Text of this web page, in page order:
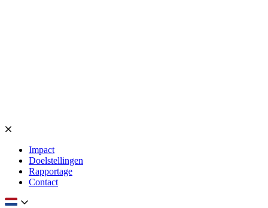
Impact
Doelstellingen
Rapportage
Contact